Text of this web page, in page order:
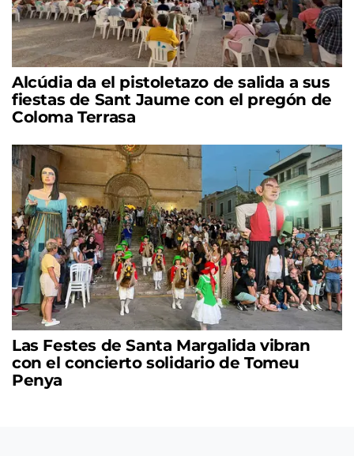
Alcúdia da el pistoletazo de salida a sus
fiestas de Sant Jaume con el pregón de
Coloma Terrasa
Las Festes de Santa Margalida vibran
con el concierto solidario de Tomeu
Penya